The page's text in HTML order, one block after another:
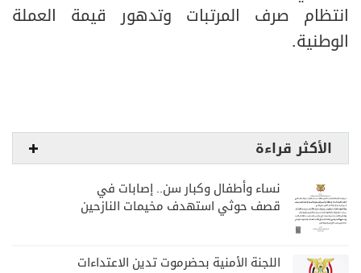
انتظام صرف المرتبات وتدهور قيمة العملة
الوطنية.
الأكثر قراءة
نساء وأطفال وكبار سن.. إصابات في
قصف حوثي استهدف مخيمات النازحين
اللجنة الأمنية بحضرموت تدين الاعتداءات